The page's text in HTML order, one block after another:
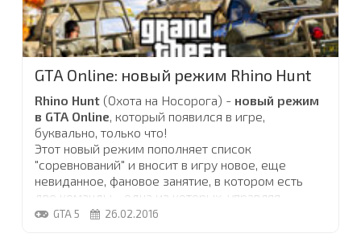
GTA Online: новый режим Rhino Hunt
Rhino Hunt (Охота на Носорога) - новый режим
в GTA Online, который появился в игре,
буквально, только что!
Этот новый режим пополняет список
"соревнований" и вносит в игру новое, еще
невиданное, фановое занятие, в котором есть
две команды - одна из которых, управляя
машинами Багги, и вооружившись бомбами-
GTA 5 26.02.2016